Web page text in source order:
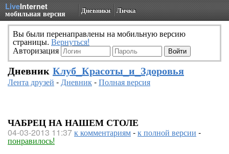
LiveInternet
мобильная версия Дневники Личка
Вы были перенаправлены на мобильную версию
страницы. Вернуться!
Авторизация
Дневник Клуб_Красоты_и_Здоровья
Лента друзей -Дневник-Полная версия
ЧАБРЕЦ НА НАШЕМ СТОЛЕ
04-03-2013 11:37к комментариям-к полной версии -
понравилось!